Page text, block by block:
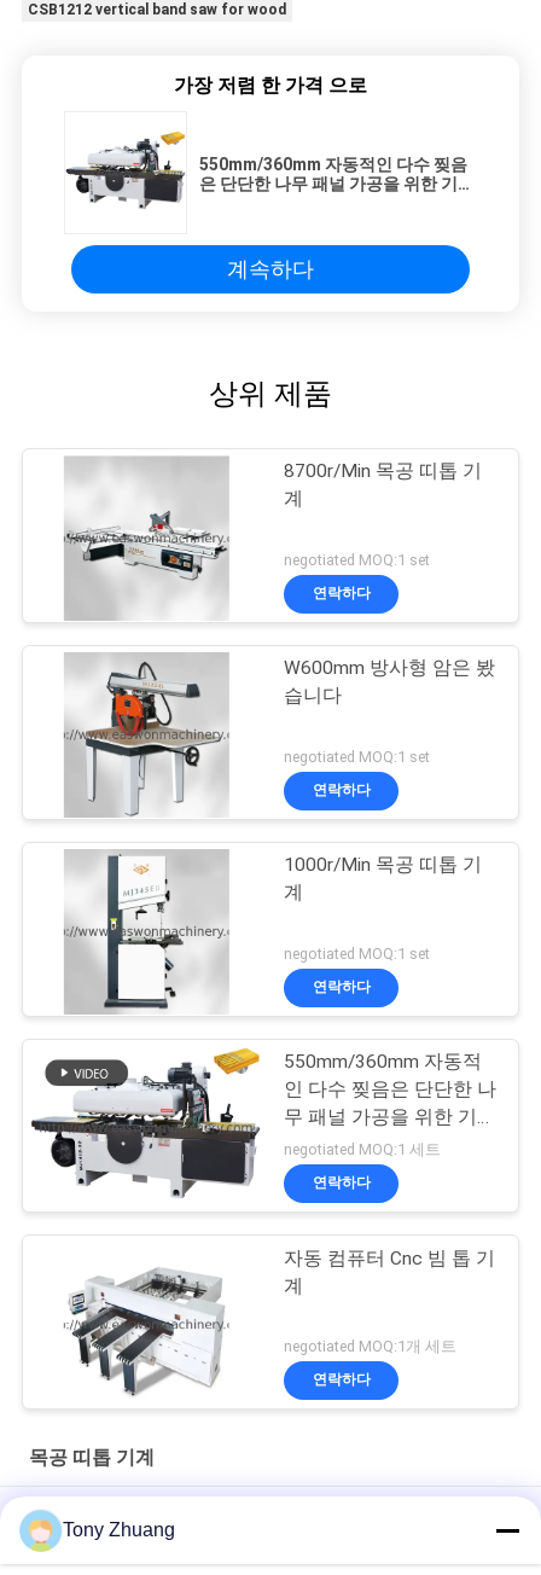
CSB1212 vertical band saw for wood
가장 저렴 한 가격 으로
550mm/360mm 자동적인 다수 찢음
은 단단한 나무 패널 가공을 위한 기계
계속하다
상위 제품
8700r/Min 목공 띠톱 기
계
negotiated MOQ:1 set
연락하다
W600mm 방사형 암은 봤
습니다
negotiated MOQ:1 set
연락하다
1000r/Min 목공 띠톱 기
계
negotiated MOQ:1 set
연락하다
550mm/360mm 자동적
인 다수 찢음은 단단한 나
무 패널 가공을 위한 기계
를 보았습니다
negotiated MOQ:1 세트
연락하다
자동 컴퓨터 Cnc 빔 톱 기
계
negotiated MOQ:1개 세트
연락하다
목공 띠톱 기계
CE 목공 띠톱 기계 MJ243C 미끄럼 테이블 둥근톱 머신
CS1225B 나무 띠톱 기계, CNC 18 인치 띠톱 기계
Tony Zhuang